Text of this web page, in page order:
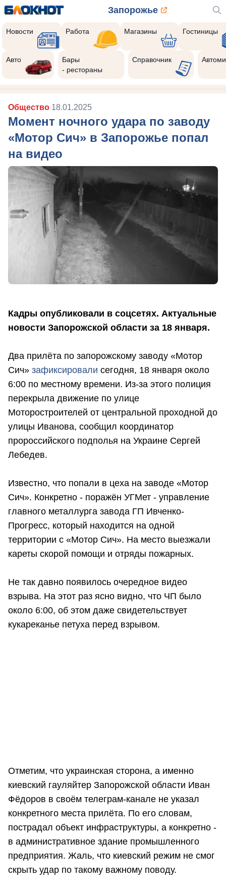
Запорожье
Новости Работа Магазины Гостиницы
Авто
Бары
- рестораны
Справочник
Общество 18.01.2025
Момент ночного удара по заводу
«Мотор Сич» в Запорожье попал
на видео
Кадры опубликовали в соцсетях. Актуальные
новости Запорожской области за 18 января.
Два прилёта по запорожскому заводу «Мотор
Сич» зафиксировали сегодня, 18 января около
6:00 по местному времени. Из-за этого полиция
перекрыла движение по улице
Моторостроителей от центральной проходной до
улицы Иванова, сообщил координатор
пророссийского подполья на Украине Сергей
Лебедев.
Известно, что попали в цеха на заводе «Мотор
Сич». Конкретно - поражён УГМет - управление
главного металлурга завода ГП Ивченко-
Прогресс, который находится на одной
территории с «Мотор Сич». На место выезжали
кареты скорой помощи и отряды пожарных.
Не так давно появилось очередное видео
взрыва. На этот раз ясно видно, что ЧП было
около 6:00, об этом даже свидетельствует
кукареканье петуха перед взрывом.
Отметим, что украинская сторона, а именно
киевский гауляйтер Запорожской области Иван
Фёдоров в своём телеграм-канале не указал
конкретного места прилёта. По его словам,
пострадал объект инфраструктуры, а конкретно -
в административное здание промышленного
предприятия. Жаль, что киевский режим не смог
скрыть удар по такому важному поводу.